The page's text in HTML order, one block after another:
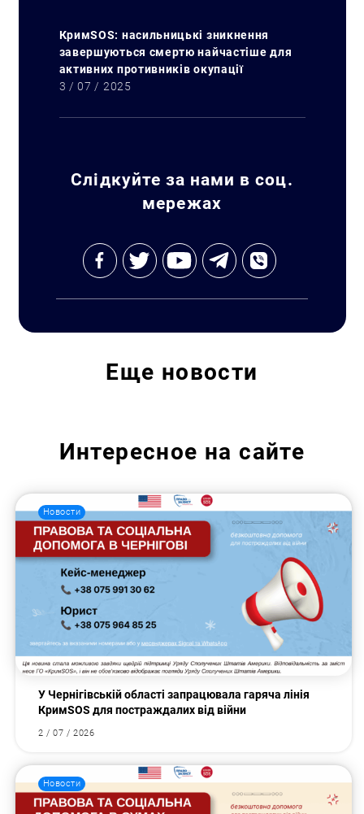
Искать:
КримSOS: насильницькі зникнення
завершуються смертю найчастіше для
активних противників окупації
3 / 07 / 2025
Слідкуйте за нами в соц.
мережах
Еще новости
Интересное на сайте
Новости
У Чернігівській області запрацювала гаряча лінія
КримSOS для постраждалих від війни
2 / 07 / 2026
Новости